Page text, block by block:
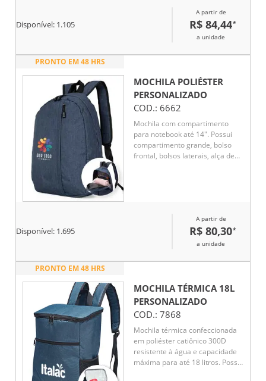
Disponível: 1.105
A partir de
R$ 84,44*
a unidade
PRONTO EM 48 HRS
MOCHILA POLIÉSTER
PERSONALIZADO
COD.: 6662
Mochila com compartimento
para notebook até 14". Possui
compartimento grande, bolso
frontal, bolsos laterais, alça de
Disponível: 1.695
A partir de
R$ 80,30*
a unidade
PRONTO EM 48 HRS
MOCHILA TÉRMICA 18L
PERSONALIZADO
COD.: 7868
Mochila térmica confeccionada
em poliéster catiônico 300D
resistente à água e capacidade
máxima para até 18 litros. Possui